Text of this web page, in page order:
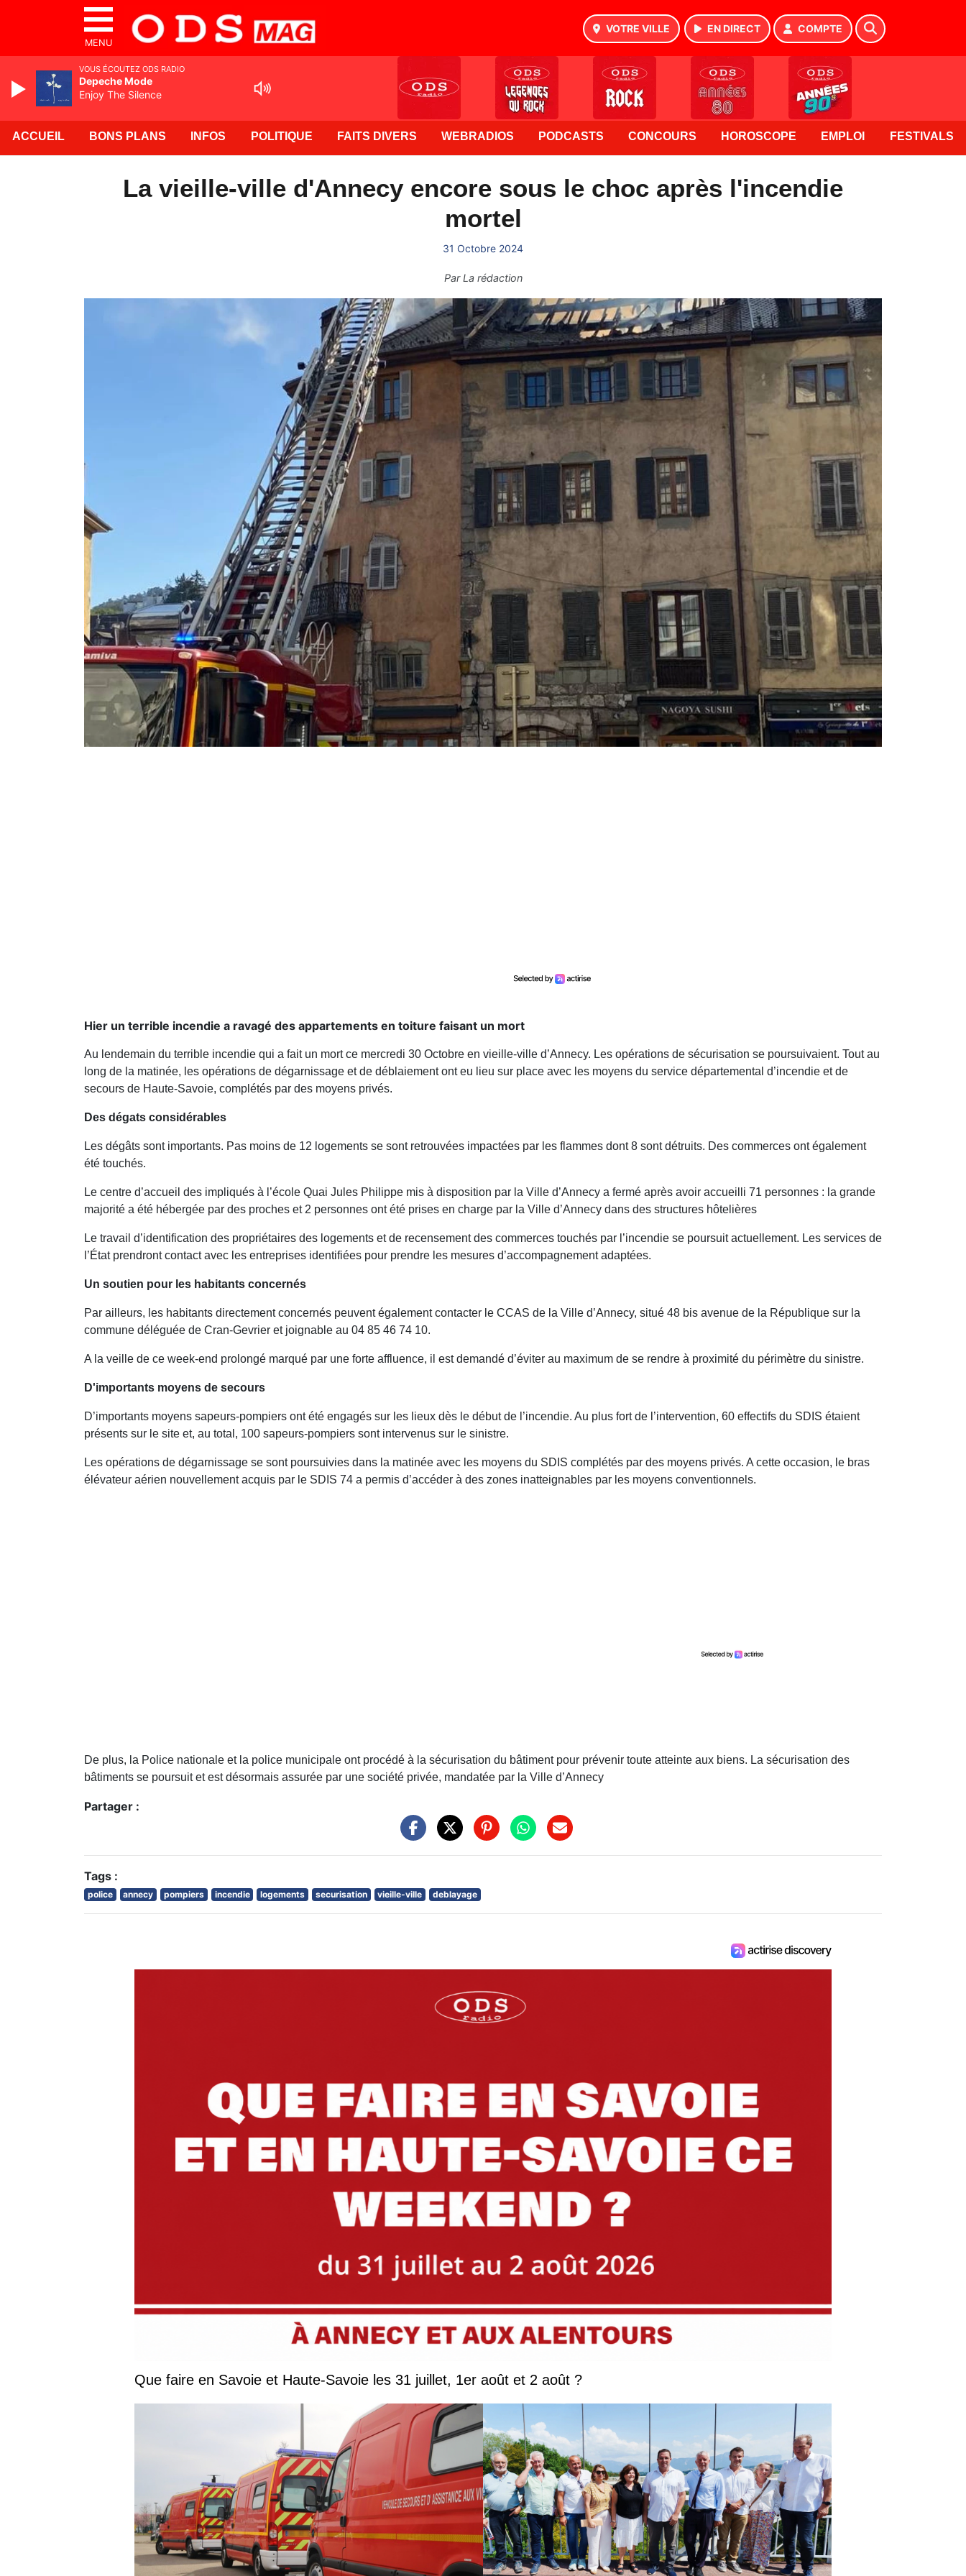
MENU
VOTRE VILLE EN DIRECT COMPTE
ACCUEIL BONS PLANS INFOS POLITIQUE FAITS DIVERS WEBRADIOS PODCASTS CONCOURS HOROSCOPE EMPLOI FESTIVALS
La vieille-ville d'Annecy encore sous le choc après l'incendie
mortel
31 Octobre 2024
ParLa rédaction
Hier un terrible incendie a ravagé des appartements en toiture faisant un mort
Au lendemain du terrible incendie qui a fait un mort ce mercredi 30 Octobre en vieille-ville d’Annecy. Les opérations de sécurisation se poursuivaient. Tout au
long de la matinée, les opérations de dégarnissage et de déblaiement ont eu lieu sur place avec les moyens du service départemental d’incendie et de
secours de Haute-Savoie, complétés par des moyens privés.
Des dégats considérables
Les dégâts sont importants. Pas moins de 12 logements se sont retrouvées impactées par les flammes dont 8 sont détruits. Des commerces ont également
été touchés.
Le centre d’accueil des impliqués à l’école Quai Jules Philippe mis à disposition par la Ville d’Annecy a fermé après avoir accueilli 71 personnes : la grande
majorité a été hébergée par des proches et 2 personnes ont été prises en charge par la Ville d’Annecy dans des structures hôtelières
Le travail d’identification des propriétaires des logements et de recensement des commerces touchés par l’incendie se poursuit actuellement. Les services de
l’État prendront contact avec les entreprises identifiées pour prendre les mesures d’accompagnement adaptées.
Un soutien pour les habitants concernés
Par ailleurs, les habitants directement concernés peuvent également contacter le CCAS de la Ville d’Annecy, situé 48 bis avenue de la République sur la
commune déléguée de Cran-Gevrier et joignable au 04 85 46 74 10.
A la veille de ce week-end prolongé marqué par une forte affluence, il est demandé d’éviter au maximum de se rendre à proximité du périmètre du sinistre.
D'importants moyens de secours
D’importants moyens sapeurs-pompiers ont été engagés sur les lieux dès le début de l’incendie. Au plus fort de l’intervention, 60 effectifs du SDIS étaient
présents sur le site et, au total, 100 sapeurs-pompiers sont intervenus sur le sinistre.
Les opérations de dégarnissage se sont poursuivies dans la matinée avec les moyens du SDIS complétés par des moyens privés. A cette occasion, le bras
élévateur aérien nouvellement acquis par le SDIS 74 a permis d’accéder à des zones inatteignables par les moyens conventionnels.
De plus, la Police nationale et la police municipale ont procédé à la sécurisation du bâtiment pour prévenir toute atteinte aux biens. La sécurisation des
bâtiments se poursuit et est désormais assurée par une société privée, mandatée par la Ville d’Annecy
Partager :
Tags :
police annecy pompiers incendie logements securisation vieille-ville deblayage
Que faire en Savoie et Haute-Savoie les 31 juillet, 1er août et 2 août ?
VOUS ÉCOUTEZ ODS RADIO
Depeche Mode
Enjoy The Silence